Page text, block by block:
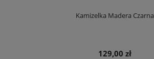
Kamizelka Madera Czarna
129,00 zł